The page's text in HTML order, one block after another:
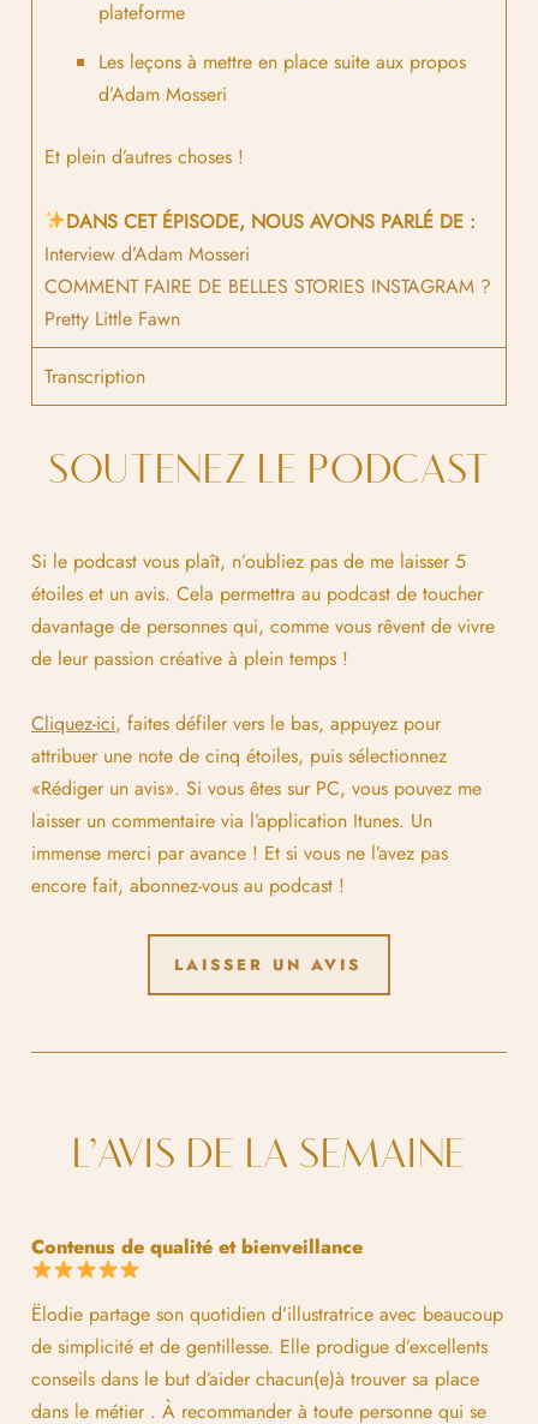
plateforme
Les leçons à mettre en place suite aux propos
d’Adam Mosseri
Et plein d’autres choses !
DANS CET ÉPISODE, NOUS AVONS PARLÉ DE :
Interview d’Adam Mosseri
COMMENT FAIRE DE BELLES STORIES INSTAGRAM ?
Pretty Little Fawn
Transcription
SOUTENEZ LE PODCAST
Si le podcast vous plaît, n’oubliez pas de me laisser 5
étoiles et un avis. Cela permettra au podcast de toucher
davantage de personnes qui, comme vous rêvent de vivre
de leur passion créative à plein temps !
Cliquez-ici, faites défiler vers le bas, appuyez pour
attribuer une note de cinq étoiles, puis sélectionnez
«Rédiger un avis». Si vous êtes sur PC, vous pouvez me
laisser un commentaire via l’application Itunes. Un
immense merci par avance ! Et si vous ne l’avez pas
encore fait, abonnez-vous au podcast !
LAISSER UN AVIS
L’AVIS DE LA SEMAINE
Contenus de qualité et bienveillance
Ëlodie partage son quotidien d’illustratrice avec beaucoup
de simplicité et de gentillesse. Elle prodigue d’excellents
conseils dans le but d’aider chacun(e)à trouver sa place
dans le métier . À recommander à toute personne qui se